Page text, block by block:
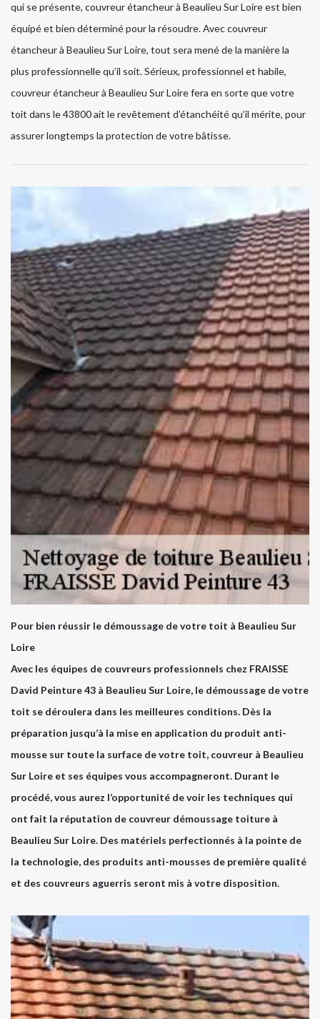
qui se présente, couvreur étancheur à Beaulieu Sur Loire est bien
équipé et bien déterminé pour la résoudre. Avec couvreur
étancheur à Beaulieu Sur Loire, tout sera mené de la manière la
plus professionnelle qu’il soit. Sérieux, professionnel et habile,
couvreur étancheur à Beaulieu Sur Loire fera en sorte que votre
toit dans le 43800 ait le revêtement d’étanchéité qu’il mérite, pour
assurer longtemps la protection de votre bâtisse.
Pour bien réussir le démoussage de votre toit à Beaulieu Sur
Loire
Avec les équipes de couvreurs professionnels chez FRAISSE
David Peinture 43 à Beaulieu Sur Loire, le démoussage de votre
toit se déroulera dans les meilleures conditions. Dès la
préparation jusqu’à la mise en application du produit anti-
mousse sur toute la surface de votre toit, couvreur à Beaulieu
Sur Loire et ses équipes vous accompagneront. Durant le
procédé, vous aurez l’opportunité de voir les techniques qui
ont fait la réputation de couvreur démoussage toiture à
Beaulieu Sur Loire. Des matériels perfectionnés à la pointe de
la technologie, des produits anti-mousses de première qualité
et des couvreurs aguerris seront mis à votre disposition.